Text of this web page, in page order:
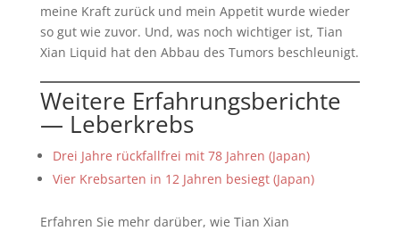
meine Kraft zurück und mein Appetit wurde wieder
so gut wie zuvor. Und, was noch wichtiger ist, Tian
Xian Liquid hat den Abbau des Tumors beschleunigt.
Weitere Erfahrungsberichte
— Leberkrebs
Drei Jahre rückfallfrei mit 78 Jahren (Japan)
Vier Krebsarten in 12 Jahren besiegt (Japan)
Erfahren Sie mehr darüber, wie Tian Xian